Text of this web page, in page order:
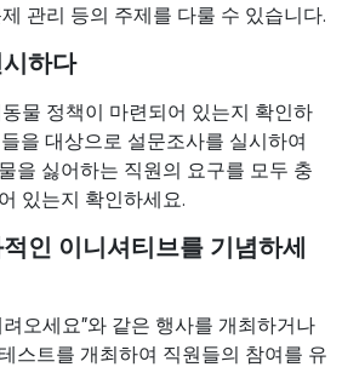
관리 등의 주제를 다룰 수 있습니다.
하다
물 정책이 마련되어 있는지 확인하
을 대상으로 설문조사를 실시하여
을 싫어하는 직원의 요구를 모두 충
있는지 확인하세요.
인 이니셔티브를 기념하세
오세요"와 같은 행사를 개최하거나
스트를 개최하여 직원들의 참여를 유